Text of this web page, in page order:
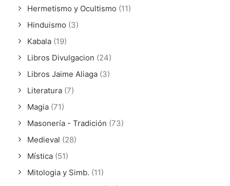
Hermetismo y Ocultismo (11)
Hinduismo (3)
Kabala (19)
Libros Divulgacion (24)
Libros Jaime Aliaga (3)
Literatura (7)
Magia (71)
Masonería - Tradición (73)
Medieval (28)
Mística (51)
Mitologia y Simb. (11)